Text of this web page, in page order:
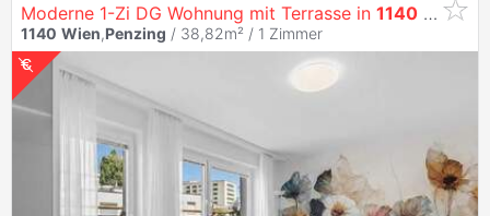
Moderne 1-Zi DG Wohnung mit Terrasse in 1140 Wien
1140 Wien,Penzing / 38,82m² / 1 Zimmer